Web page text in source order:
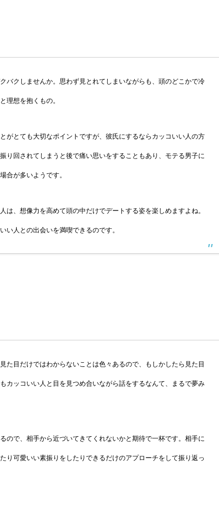
バクしませんか。思わず見とれてしまいながらも、頭のどこかで冷
理想を抱くもの。
がとても大切なポイントですが、彼氏にするならカッコいい人の方
り回されてしまうと後で痛い思いをすることもあり、モテる男子に
合が多いようです。
は、想像力を高めて頭の中だけでデートする姿を楽しめますよね。
い人との出会いを満喫できるのです。
た目だけではわからないことは色々あるので、もしかしたら見た目
カッコいい人と目を見つめ合いながら話をするなんて、まるで夢み
ので、相手から近づいてきてくれないかと期待で一杯です。相手に
り可愛いい素振りをしたりできるだけのアプローチをして振り返っ